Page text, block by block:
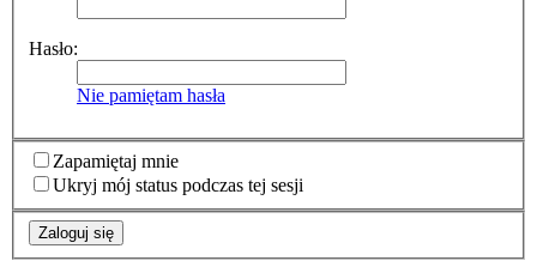
Hasło:
Nie pamiętam hasła
Zapamiętaj mnie
Ukryj mój status podczas tej sesji